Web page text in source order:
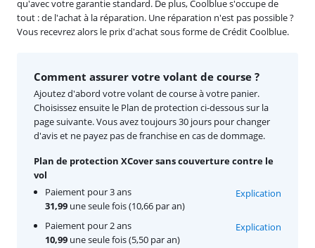
qu'avec votre garantie standard. De plus, Coolblue s'occupe de
tout : de l'achat à la réparation. Une réparation n'est pas possible ?
Vous recevrez alors le prix d'achat sous forme de Crédit Coolblue.
Comment assurer votre volant de course ?
Ajoutez d'abord votre volant de course à votre panier.
Choisissez ensuite le Plan de protection ci-dessous sur la
page suivante. Vous avez toujours 30 jours pour changer
d'avis et ne payez pas de franchise en cas de dommage.
Plan de protection XCover sans couverture contre le
vol
Paiement pour 3 ans
31,99 une seule fois (10,66 par an)
Explication
Paiement pour 2 ans
10,99 une seule fois (5,50 par an)
Explication